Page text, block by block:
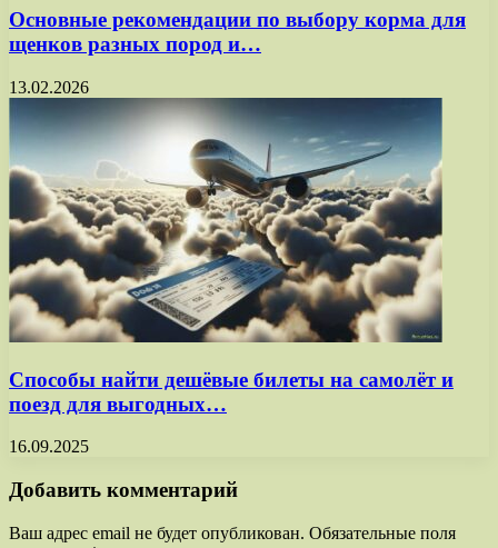
Основные рекомендации по выбору корма для
щенков разных пород и…
13.02.2026
Способы найти дешёвые билеты на самолёт и
поезд для выгодных…
16.09.2025
Добавить комментарий
Ваш адрес email не будет опубликован. Обязательные поля